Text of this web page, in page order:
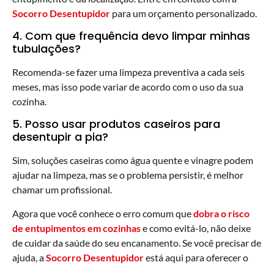
Socorro Desentupidor para um orçamento personalizado.
4. Com que frequência devo limpar minhas
tubulações?
Recomenda-se fazer uma limpeza preventiva a cada seis
meses, mas isso pode variar de acordo com o uso da sua
cozinha.
5. Posso usar produtos caseiros para
desentupir a pia?
Sim, soluções caseiras como água quente e vinagre podem
ajudar na limpeza, mas se o problema persistir, é melhor
chamar um profissional.
Agora que você conhece o erro comum quedobra o risco
de entupimentos em cozinhase como evitá-lo, não deixe
de cuidar da saúde do seu encanamento. Se você precisar de
ajuda, aSocorro Desentupidorestá aqui para oferecer o